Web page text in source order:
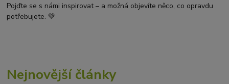
Pojďte se s námi inspirovat – a možná objevíte něco, co opravdu
potřebujete. 💚
Nejnovější články